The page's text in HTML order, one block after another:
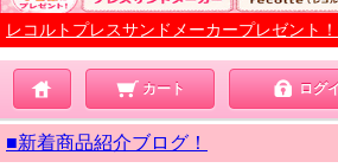
レコルトプレスサンドメーカープレゼント
カート ログ
■新着商品紹介ブログ！